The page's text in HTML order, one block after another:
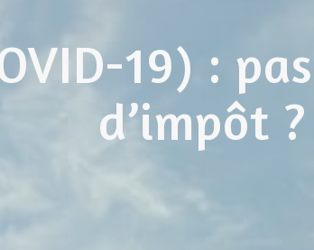
19) :
d’impôt ?